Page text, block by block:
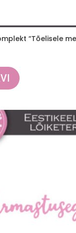
“Tõelisele